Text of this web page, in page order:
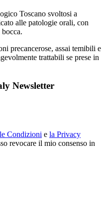
Toscano svoltosi a
alle patologie orali, con
precancerose, assai temibili e
trattabili se prese in
Newsletter
Condizioni e la Privacy
revocare il mio consenso in